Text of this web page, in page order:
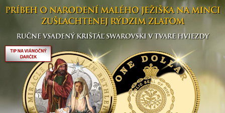
Príbeh
narodenia
Ježiša
na
minci
zušľachtenej
rýdzim
zlatom
Príbeh
narodenia
Ježiša
na
minci
zušľachtenej
rýdzim
zlatom